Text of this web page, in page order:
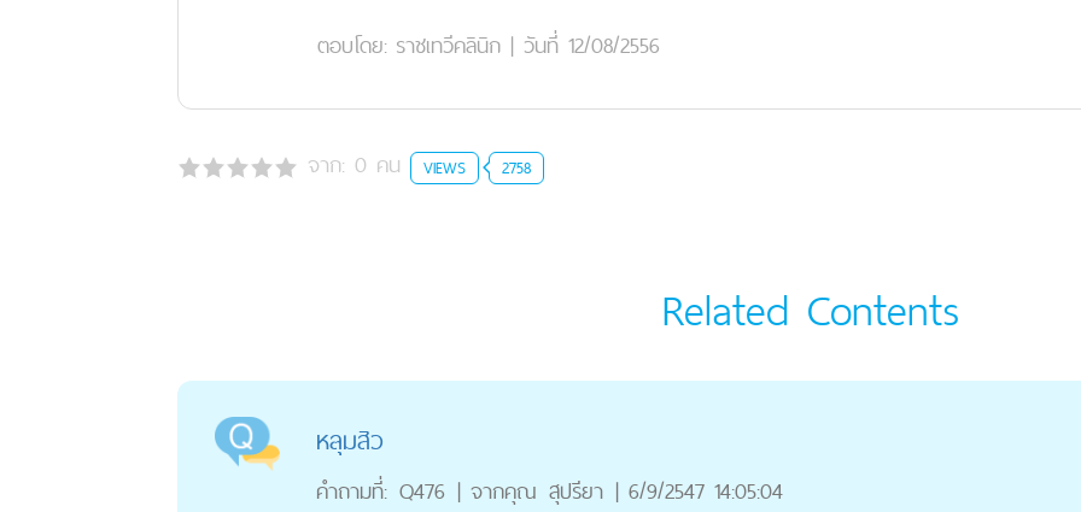
ตอบโดย: ราชเทวีคลินิก | วันที่ 12/08/2556
จาก: 0 คน VIEWS 2758
Related Contents
หลุมสิว
คำถามที่: Q476 | จากคุณ สุปรียา | 6/9/2547 14:05:04